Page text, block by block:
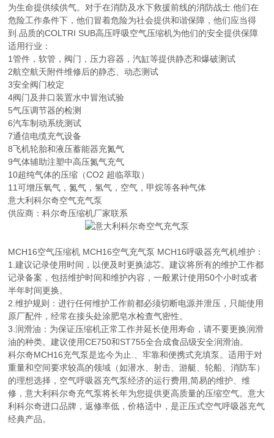
为生命提供续供气。对于在消防及水下救援前线的消防战士.他们在
危险工作条件下，他们冒着危险为社会提供和谐保障，他们应当得
到.品质的COLTRI SUB高压呼吸空气压缩机为他们的安全提供保障
适用行业：
1管件，软管，阀门，压力容器，汽缸等提供静态和爆破测试
2航空航天附件维修后的静态、动态测试
3安全阀门校定
4阀门及井口装置水中冒泡试验
5气压调节器的检测
6汽车制动系统测试
7通信电缆充气设备
8飞机轮胎和液压蓄能器充氮气
9气体辅助注塑中高压氮气充气
10超纯气体的压缩（CO2 超临萃取）
11可增压氧气，氮气，氢气，空气，甲烷等各种气体
意大利科尔奇空气充气泵
供应商：科尔奇压缩机厂家联系
MCH16空气压缩机 MCH16空气充气泵 MCH16呼吸器充气机维护：
1.建议记录使用时间，以便及时更换滤芯。建议将所有的维护工作都
记录备案，包括维护时间和维护内容，一般累计使用50个小时或者
半年时间更换。
2.维护规则：进行任何维护工作前都必须切断电源并泄压，只能使用
原厂配件，经常在接头处涂肥皂水检查气密性。
3.润滑油：为保证压缩机正常工作并延长使用寿命，请不要更换润滑
油的种类。建议使用CE750和ST755全合成食品级安全润滑油。
科尔奇MCH16充气泵是迄今为止.、牢靠和便携式充填泵。适用于对
重量和空间要求较高的领域（如潜水、射击、游艇、轮船、消防车）
的理想选择，空气呼吸器充气泵经济的运行费用,简易的维护、维
修，意大利科尔奇充气泵将长年为您提供更高质量的压缩空气。意大
利科尔奇进口品牌，返修率低，价格适中，是正压式空气呼吸器充气
经典产品。